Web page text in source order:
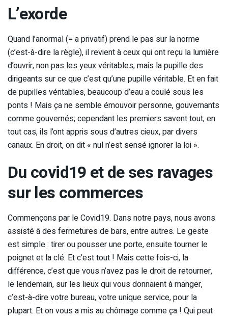
L’exorde
Quand l’anormal (= a privatif) prend le pas sur la norme
(c’est-à-dire la règle), il revient à ceux qui ont reçu la lumière
d’ouvrir, non pas les yeux véritables, mais la pupille des
dirigeants sur ce que c’est qu’une pupille véritable. Et en fait
de pupilles véritables, beaucoup d’eau a coulé sous les
ponts ! Mais ça ne semble émouvoir personne, gouvernants
comme gouvernés; cependant les premiers savent tout; en
tout cas, ils l’ont appris sous d’autres cieux, par divers
canaux. En droit, on dit « nul n’est sensé ignorer la loi ».
Du covid19 et de ses ravages
sur les commerces
Commençons par le Covid19. Dans notre pays, nous avons
assisté à des fermetures de bars, entre autres. Le geste
est simple : tirer ou pousser une porte, ensuite tourner le
poignet et la clé. Et c’est tout ! Mais cette fois-ci, la
différence, c’est que vous n’avez pas le droit de retourner,
le lendemain, sur les lieux qui vous donnaient à manger,
c’est-à-dire votre bureau, votre unique service, pour la
plupart. Et on vous a mis au chômage comme ça ! Qui peut